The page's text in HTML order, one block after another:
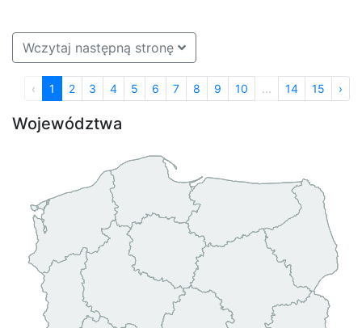
Wczytaj następną stronę
‹ 1 2 3 4 5 6 7 8 9 10 ... 14 15 ›
Województwa